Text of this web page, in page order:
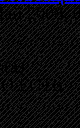
2008,
ЕСТЬ